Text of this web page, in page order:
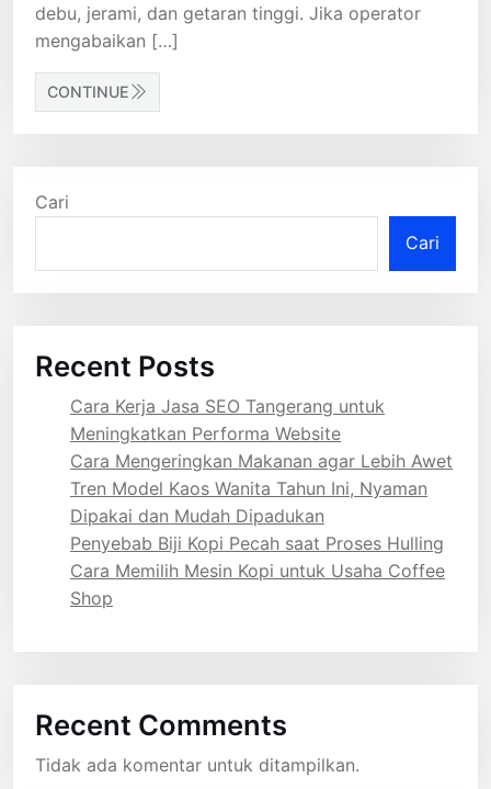
debu, jerami, dan getaran tinggi. Jika operator
mengabaikan […]
CONTINUE
Cari
Cari
Recent Posts
Cara Kerja Jasa SEO Tangerang untuk
Meningkatkan Performa Website
Cara Mengeringkan Makanan agar Lebih Awet
Tren Model Kaos Wanita Tahun Ini, Nyaman
Dipakai dan Mudah Dipadukan
Penyebab Biji Kopi Pecah saat Proses Hulling
Cara Memilih Mesin Kopi untuk Usaha Coffee
Shop
Recent Comments
Tidak ada komentar untuk ditampilkan.